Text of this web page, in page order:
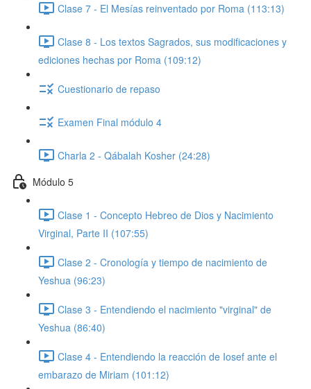
Clase 7 - El Mesías reinventado por Roma (113:13)
Clase 8 - Los textos Sagrados, sus modificaciones y
ediciones hechas por Roma (109:12)
Cuestionario de repaso
Examen Final módulo 4
Charla 2 - Qábalah Kosher (24:28)
Módulo 5
Clase 1 - Concepto Hebreo de Dios y Nacimiento
Virginal, Parte II (107:55)
Clase 2 - Cronología y tiempo de nacimiento de
Yeshua (96:23)
Clase 3 - Entendiendo el nacimiento "virginal" de
Yeshua (86:40)
Clase 4 - Entendiendo la reacción de Iosef ante el
embarazo de Miriam (101:12)